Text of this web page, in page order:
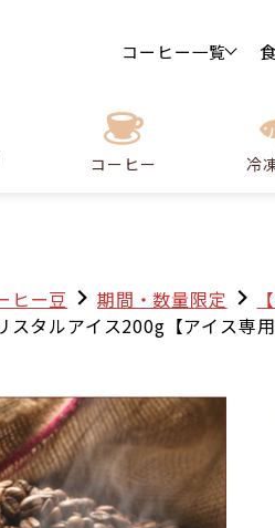
コーヒー一覧
コーヒー 冷
ヒー豆 期間・数量限定
スタルアイス200g【アイス専用